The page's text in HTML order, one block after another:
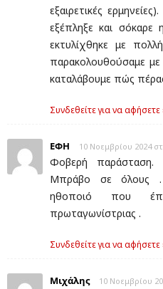
εξαιρετικές
εξέπληξε και σόκαρε
εκτυλίχθηκε με
παρακολουθούσαμε
καταλάβουμε πώς
Συνδεθείτε για να
ΕΦΗ 10 Νοεμβρίου 2024
Φοβερή παράσταση.
Μπράβο σε όλους .
ηθοποιό που
πρωταγωνίστριας .
Συνδεθείτε για να
Μιχάλης 10 Νοεμβρίου